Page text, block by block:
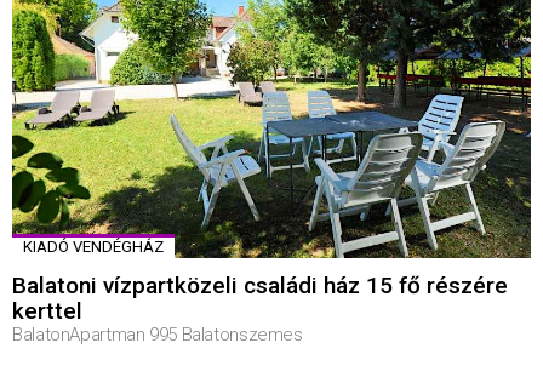
KIADÓ VENDÉGHÁZ
Balatoni vízpartközeli családi ház 15 fő részére
kerttel
BalatonApartman 995 Balatonszemes